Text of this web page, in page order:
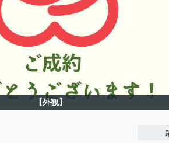
【外観】